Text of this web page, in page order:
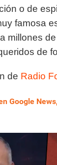
o de
famosa
millones
de
de Radio
Google